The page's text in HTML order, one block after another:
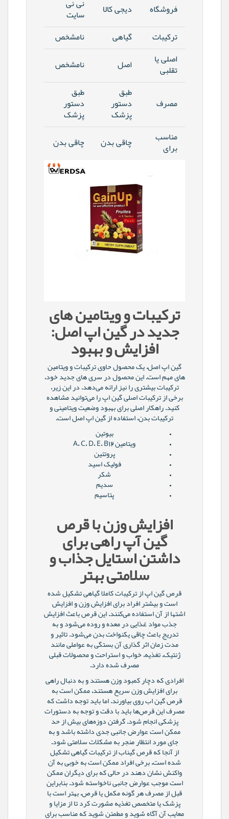
فروشگاه دیجی کالا
نی نی
ترکیبات نامشخص
اصلی یا
نامشخص
مصرف
دستور
پزشک
دستور
پزشک
مناسب
چاقی بدن چاقی بدن
ترکیبات و ویتامین های
جدید در گین اپ اصل:
افزایش و بهبود
گین اپ اصل، یک محصول حاوی ترکیبات و ویتامین
های مهم است. این محصول در سری های جدید خود،
ترکیبات بیشتری را نیز ارائه می‌دهد. در این زیر،
برخی از ترکیبات اصلی گین اپ را می‌توانید مشاهده
کنید. راهکار اصلی برای بهبود وضعیت ویتامینی و
ترکیبات بدن، استفاده از گین اپ اصل است.
ویتامین A، C، D، E، B12
پروتئین
فولیک اسید
افزایش وزن با قرص
گین آپ راهی برای
داشتن استایل جذاب و
سلامتی بهتر
قرص گین اپ از ترکیبات کاملا گیاهی تشکیل شده
است و بیشتر افراد برای افزایش وزن و افزایش
اشتها از آن استفاده می‌کنند. این قرص باعث افزایش
جذب مواد غذایی در معده و روده می‌شود و به
تدریج باعث چاقی یکنواخت بدن می‌شود. تاثیر و
مدت زمان اثر گذاری آن بستگی به عواملی مانند
ژنتیک، تغذیه، خواب و استراحت و محصولات قبلی
مصرف شده دارد.
افرادی که دچار کمبود وزن هستند و به دنبال راهی
برای افزایش وزن سریع هستند، ممکن است به
قرص گین اب روی بیاورند. اما باید توجه داشت که
مصرف این قرص‌ها باید با دقت و توجه به دستورات
پزشکی انجام شود. گرفتن دوزه‌های بیش از حد
ممکن است عوارض جانبی جدی داشته باشد و به
جای مورد انتظار منجر به مشکلات سلامتی شود.
از آنجا که قرص گیناب از ترکیبات گیاهی تشکیل
شده است، برخی افراد ممکن است به خوبی به آن
واکنش نشان دهند در حالی که برای دیگران ممکن
است موجب عوارض جانبی ناخواسته شود. بنابراین
قبل از مصرف هر گونه مکمل یا قرص، بهتر است با
پزشک یا متخصص تغذیه مشورت کرد تا از مزایا و
معایب آن آگاه شوید و مطمئن شوید که مناسب برای